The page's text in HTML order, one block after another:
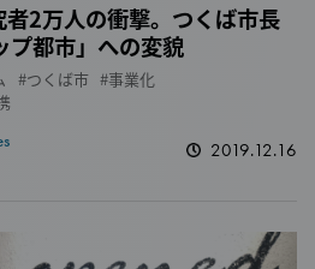
2万人の衝撃。つくば市長
プ都市」への変貌
つくば市
事業化
2019.12.16